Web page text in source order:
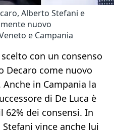
Alberto Stefani e
nuovo
e Campania
con un consenso
Decaro come nuovo
in Campania la
di De Luca è
62% dei consensi. In
vince anche lui